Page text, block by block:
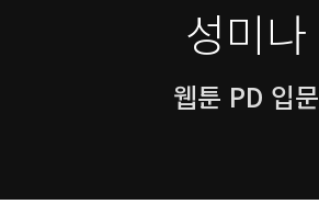
성미나
웹툰 PD 입문